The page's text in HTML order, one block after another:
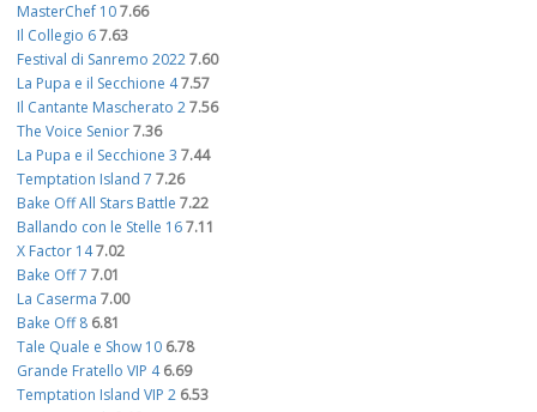
MasterChef 107.66
Il Collegio 67.63
Festival di Sanremo 20227.60
La Pupa e il Secchione 47.57
Il Cantante Mascherato 27.56
The Voice Senior7.36
La Pupa e il Secchione 3 7.44
Temptation Island 7 7.26
Bake Off All Stars Battle 7.22
Ballando con le Stelle 167.11
X Factor 147.02
Bake Off 7 7.01
La Caserma 7.00
Bake Off 8 6.81
Tale Quale e Show 10 6.78
Grande Fratello VIP 4 6.69
Temptation Island VIP 2 6.53